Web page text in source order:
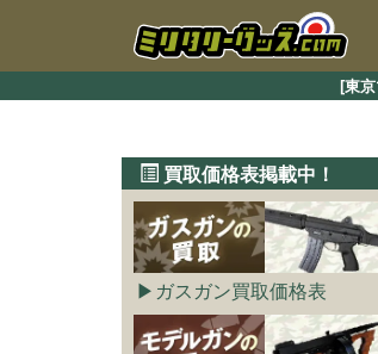
[東
買取価格表掲載中！
ガスガン買取価格表